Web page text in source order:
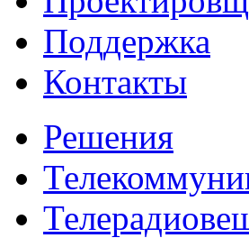
Поддержка
Контакты
Решения